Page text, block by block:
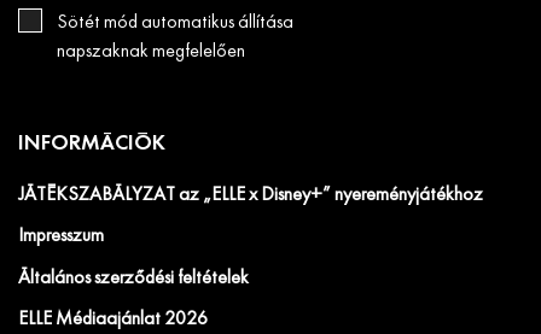
Sötét mód automatikus állítása
napszaknak megfelelően
INFORMÁCIÓK
JÁTÉKSZABÁLYZAT az „ELLE x Disney+” nyereményjátékhoz
Impresszum
Általános szerződési feltételek
ELLE Médiaajánlat 2026